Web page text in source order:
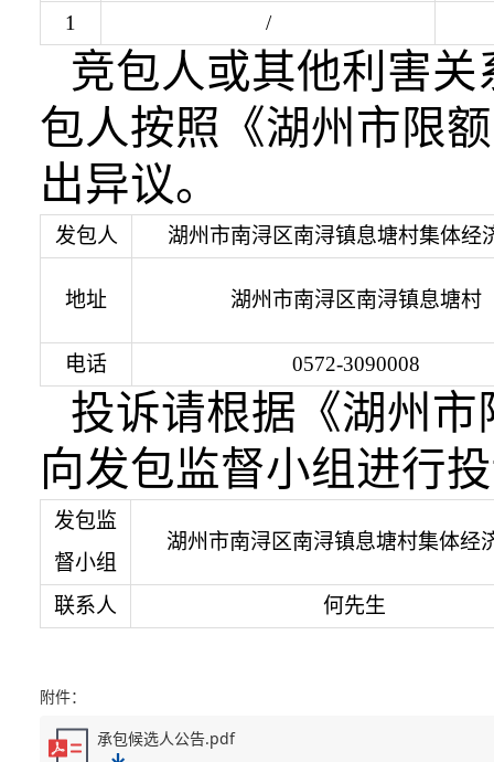
1
/
竞包人或其他利害
包人按照《湖州市限
出异议。
发包人 湖州市南浔区南浔镇息塘村集体经
地址 湖州市南浔区南浔镇息塘村
电话 0572-3090008
投诉请根据《湖州
向发包监督小组进行
发包监
督小组
湖州市南浔区南浔镇息塘村集体经
联系人 何先生
附件：
承包候选人公告.pdf